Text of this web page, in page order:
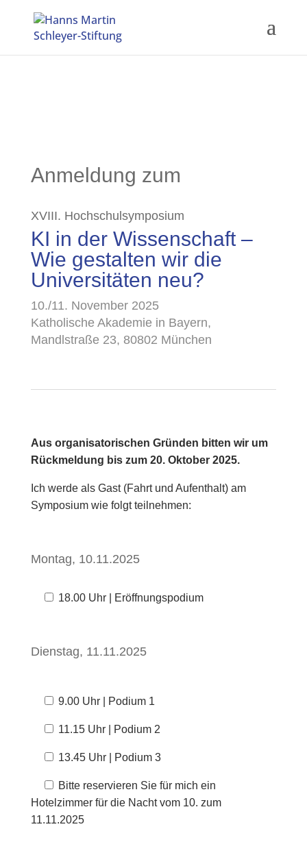
Anmeldung zum
XVIII. Hochschulsymposium
KI in der Wissenschaft –
Wie gestalten wir die
Universitäten neu?
10./11. November 2025
Katholische Akademie in Bayern,
Mandlstraße 23, 80802 München
Aus organisatorischen Gründen bitten wir um
Rückmeldung bis zum 20. Oktober 2025.
Ich werde als Gast (Fahrt und Aufenthalt) am
Symposium wie folgt teilnehmen:
Montag, 10.11.2025
18.00 Uhr | Eröffnungspodium
Dienstag, 11.11.2025
9.00 Uhr | Podium 1
11.15 Uhr | Podium 2
13.45 Uhr | Podium 3
Bitte reservieren Sie für mich ein
Hotelzimmer für die Nacht vom 10. zum
11.11.2025